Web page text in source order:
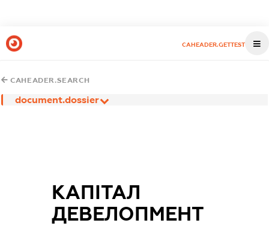
CAHEADER.GETTEST
CAHEADER.SEARCH
document.dossier
КАПІТАЛ
ДЕВЕЛОПМЕНТ